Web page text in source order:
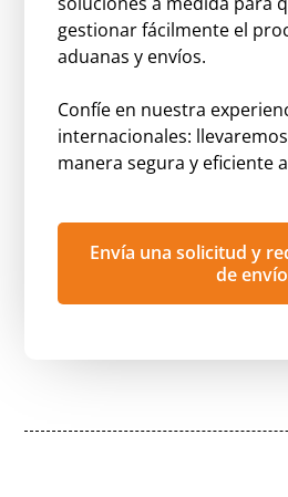
gestionar fácilmente el
aduanas y envíos.
Confíe en nuestra
internacionales:
manera segura y eficiente
Envía una solicitud y
de envío